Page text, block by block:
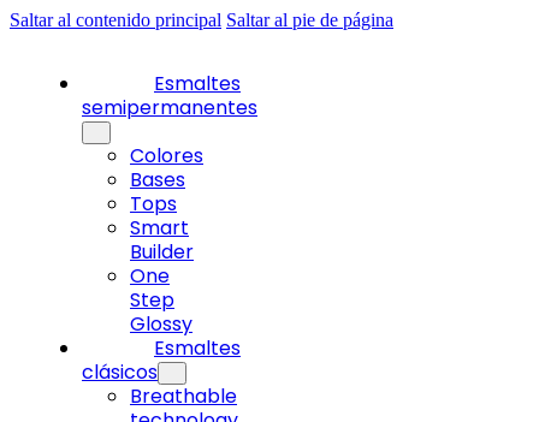
Saltar al contenido principal Saltar al pie de página
Esmaltes
semipermanentes
Colores
Bases
Tops
Smart
Builder
One
Step
Glossy
Esmaltes
clásicos
Breathable